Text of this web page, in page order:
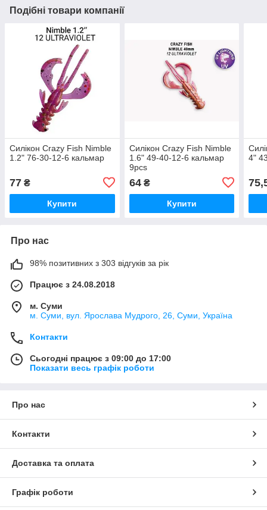
Подібні товари компанії
Силікон Crazy Fish Nimble
1.2" 76-30-12-6 кальмар
77 ₴
Купити
Силікон Crazy Fish Nimble
1.6" 49-40-12-6 кальмар
9pcs
64₴
Купити
4"
Про нас
98% позитивних з 303 відгуків за рік
Працює з 24.08.2018
м. Суми
м. Суми, вул. Ярослава Мудрого, 26, Суми, Україна
Контакти
Сьогодні працює з 09:00 до 17:00
Показати весь графік роботи
Про нас
Контакти
Доставка та оплата
Графік роботи